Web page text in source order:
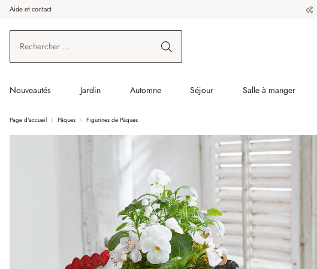
au contenu principal
Aller à la recherche
Aller à la navigation principale
Aide et contact
Nouveautés Jardin Automne Séjour Salle à manger
Page d'accueil Pâques Figurines de Pâques